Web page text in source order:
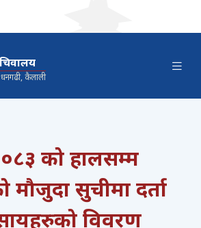
धनगढी, कैलाली
को हालसम्म
सुचीमा दर्ता
विवरण